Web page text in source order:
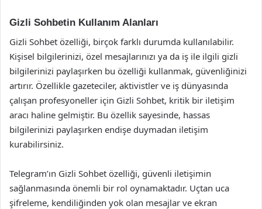
Gizli Sohbetin Kullanım Alanları
Gizli Sohbet özelliği, birçok farklı durumda kullanılabilir.
Kişisel bilgilerinizi, özel mesajlarınızı ya da iş ile ilgili gizli
bilgilerinizi paylaşırken bu özelliği kullanmak, güvenliğinizi
artırır. Özellikle gazeteciler, aktivistler ve iş dünyasında
çalışan profesyoneller için Gizli Sohbet, kritik bir iletişim
aracı haline gelmiştir. Bu özellik sayesinde, hassas
bilgilerinizi paylaşırken endişe duymadan iletişim
kurabilirsiniz.
Telegram’ın Gizli Sohbet özelliği, güvenli iletişimin
sağlanmasında önemli bir rol oynamaktadır. Uçtan uca
şifreleme, kendiliğinden yok olan mesajlar ve ekran